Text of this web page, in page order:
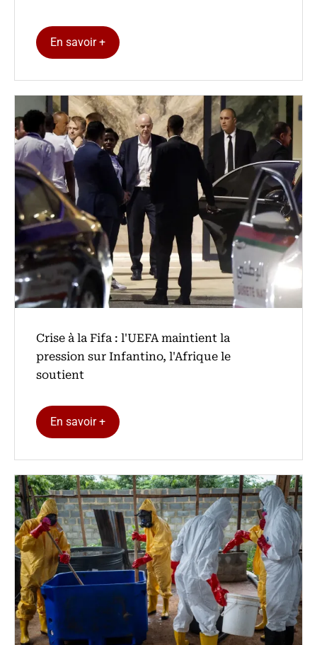
En savoir +
Crise à la Fifa : l'UEFA maintient la
pression sur Infantino, l'Afrique le
soutient
En savoir +